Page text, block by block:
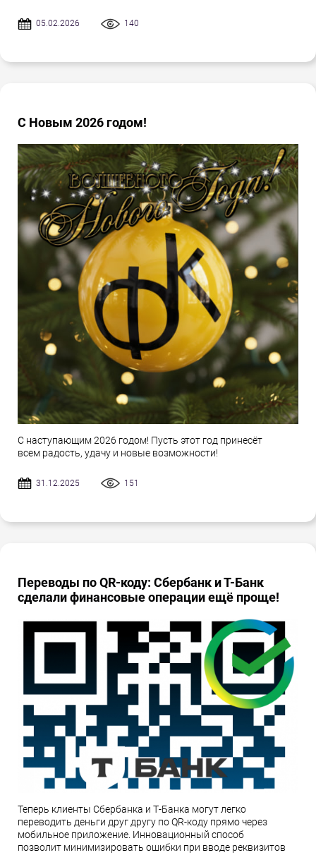
05.02.2026 140
С Новым 2026 годом!
С наступающим 2026 годом! Пусть этот год принесёт
всем радость, удачу и новые возможности!
31.12.2025 151
Переводы по QR-коду: Сбербанк и Т-Банк
сделали финансовые операции ещё проще!
Теперь клиенты Сбербанка и Т-Банка могут легко
переводить деньги друг другу по QR-коду прямо через
мобильное приложение. Инновационный способ
позволит минимизировать ошибки при вводе реквизитов